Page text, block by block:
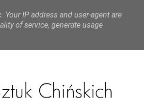
IP address and user-agent are
of service, generate usage